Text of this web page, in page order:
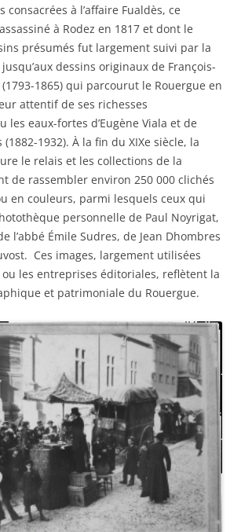
consacrées à l’affaire Fualdès, ce
à Rodez en 1817 et dont le
présumés fut largement suivi par la
dessins originaux de François-
1865) qui parcourut le Rouergue en
attentif de ses richesses
les eaux-fortes d’Eugène Viala et de
(1882-1932). À la fin du XIXe siècle, la
le relais et les collections de la
de rassembler environ 250 000 clichés
en couleurs, parmi lesquels ceux qui
personnelle de Paul Noyrigat,
l’abbé Émile Sudres, de Jean Dhombres
Ces images, largement utilisées
ou les entreprises éditoriales, reflètent la
et patrimoniale du Rouergue.